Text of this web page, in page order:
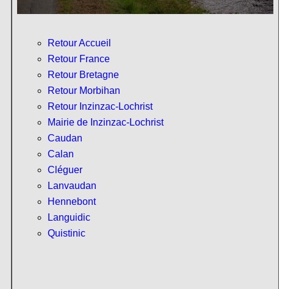
Retour Accueil
Retour France
Retour Bretagne
Retour Morbihan
Retour Inzinzac-Lochrist
Mairie de Inzinzac-Lochrist
Caudan
Calan
Cléguer
Lanvaudan
Hennebont
Languidic
Quistinic